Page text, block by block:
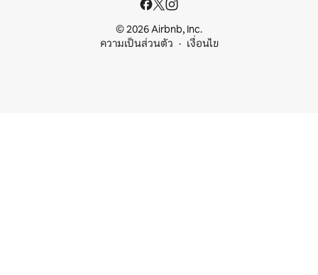
© 2026 Airbnb, Inc.
ความเป็นส่วนตัว
เงื่อนไข